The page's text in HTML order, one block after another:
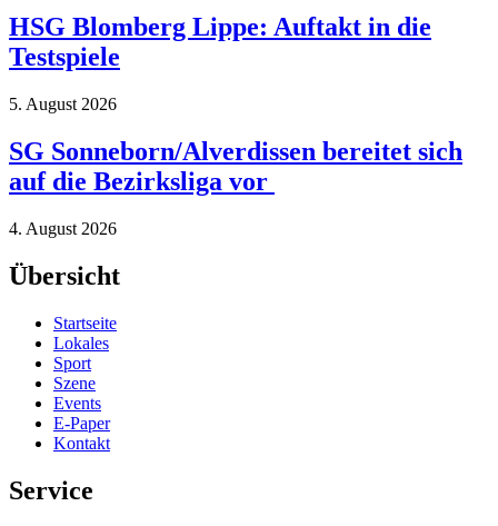
HSG Blomberg Lippe: Auftakt in die
Testspiele
5. August 2026
SG Sonneborn/Alverdissen bereitet sich
auf die Bezirksliga vor
4. August 2026
Übersicht
Startseite
Lokales
Sport
Szene
Events
E-Paper
Kontakt
Service